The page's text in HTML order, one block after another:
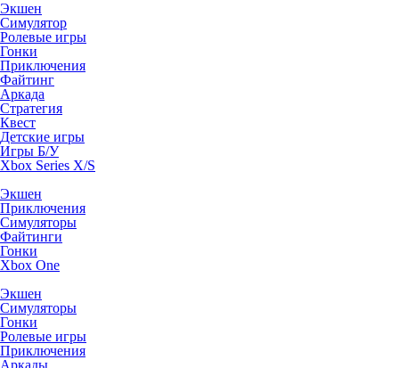
Экшен
Симулятор
Ролевые игры
Гонки
Приключения
Файтинг
Аркада
Стратегия
Квест
Детские игры
Игры Б/У
Xbox Series X/S
Экшен
Приключения
Симуляторы
Файтинги
Гонки
Xbox One
Экшен
Симуляторы
Гонки
Ролевые игры
Приключения
Аркады